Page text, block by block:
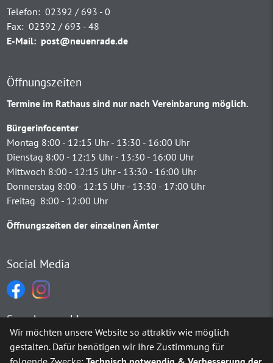
Telefon: 02392 / 693 - 0
Fax: 02392 / 693 - 48
E-Mail: post@neuenrade.de
Öffnungszeiten
Termine im Rathaus sind nur nach Vereinbarung möglich.
Bürgerinfocenter
Montag 8:00 - 12:15 Uhr - 13:30 - 16:00 Uhr
Dienstag 8:00 - 12:15 Uhr - 13:30 - 16:00 Uhr
Mittwoch 8:00 - 12:15 Uhr - 13:30 - 16:00 Uhr
Donnerstag 8:00 - 12:15 Uhr - 13:30 - 17:00 Uhr
Freitag 8:00 - 12:00 Uhr
Öffnungszeiten der einzelnen Ämter
Social Media
Sprachauswahl
Möchten Sie vonGoogle Translate bereitgestellte externe
Wir möchten unsere Website so attraktiv wie möglich
gestalten. Dafür benötigen wir Ihre Zustimmung für